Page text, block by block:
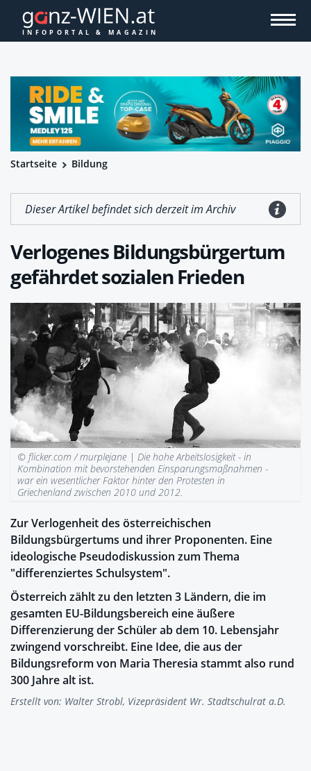
Startseite Bildung
Dieser Artikel befindet sich derzeit im Archiv
Verlogenes Bildungsbürgertum
gefährdet sozialen Frieden
© flicker.com / murplejane |Die hohe Arbeitslosigkeit - in
Kombination mit bevorstehenden Einsparungsmaßnahmen -
war ein wesentlicher Faktor hinter den Protesten in
Griechenland zwischen 2010 und 2012.
Zur Verlogenheit des österreichischen
Bildungsbürgertums und ihrer Proponenten. Eine
ideologische Pseudodiskussion zum Thema
"differenziertes Schulsystem".
Österreich zählt zu den letzten 3 Ländern, die im
gesamten EU-Bildungsbereich eine äußere
Differenzierung der Schüler ab dem 10. Lebensjahr
zwingend vorschreibt. Eine Idee, die aus der
Bildungsreform von Maria Theresia stammt also rund
300 Jahre alt ist.
Erstellt von: Walter Strobl, Vizepräsident Wr. Stadtschulrat a.D.